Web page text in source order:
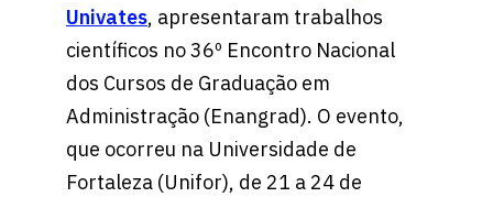
Univates, apresentaram trabalhos
científicos no 36º Encontro Nacional
dos Cursos de Graduação em
Administração (Enangrad). O evento,
que ocorreu na Universidade de
Fortaleza (Unifor), de 21 a 24 de